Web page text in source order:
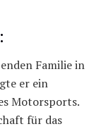
Familie in
er ein
Motorsports.
für das